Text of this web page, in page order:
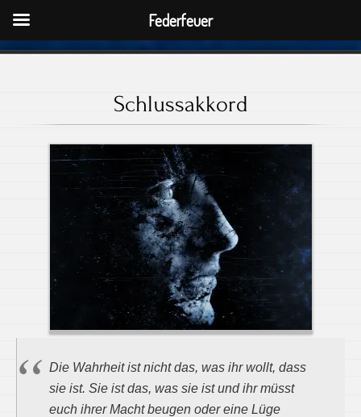
Schlussakkord
Die Wahrheit ist nicht das, was ihr wollt, dass
sie ist. Sie ist das, was sie ist und ihr müsst
euch ihrer Macht beugen oder eine Lüge
Federfeuer